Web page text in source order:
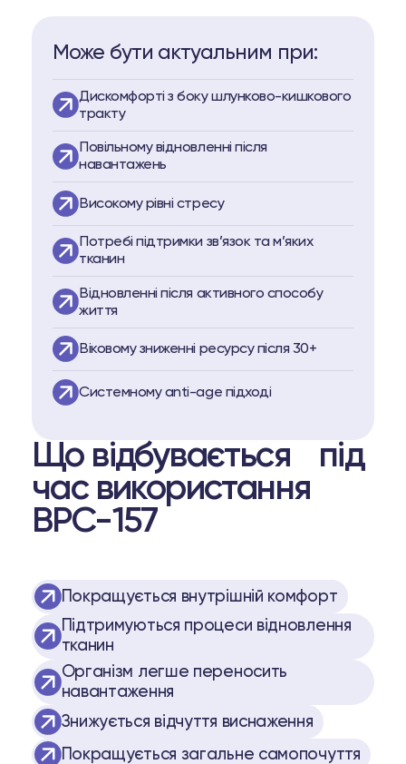
Може бути актуальним при:
Дискомфорті з боку шлунково-кишкового
тракту
Повільному відновленні після
навантажень
Високому рівні стресу
Потребі підтримки зв’язок та м’яких
тканин
Відновленні після активного способу
життя
Віковому зниженні ресурсу після 30+
Системному anti-age підході
Що відбувається під
час використання
BPC-157
Покращується внутрішній комфорт
Підтримуються процеси відновлення
тканин
Організм легше переносить
навантаження
Знижується відчуття виснаження
Покращується загальне самопочуття